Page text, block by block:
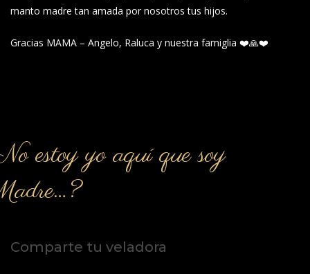
manto madre tan amada por nosotros tus hijos.
Gracias MAMA – Angelo, Raluca y nuestra famiglia ❤️🙏❤️
estoy yo aquí que soy
Comparte tu veladora